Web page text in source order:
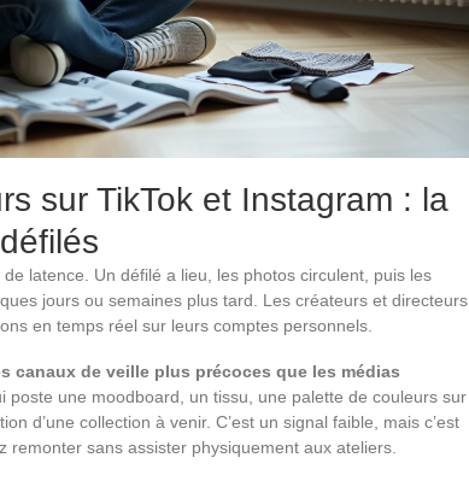
sur TikTok et Instagram : la
latence. Un défilé a lieu, les photos circulent, puis les
jours ou semaines plus tard. Les créateurs et directeurs
en temps réel sur leurs comptes personnels.
canaux de veille plus précoces que les médias
poste une moodboard, un tissu, une palette de couleurs sur
d’une collection à venir. C’est un signal faible, mais c’est
remonter sans assister physiquement aux ateliers.